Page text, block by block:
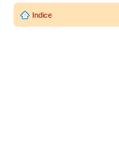
Indice